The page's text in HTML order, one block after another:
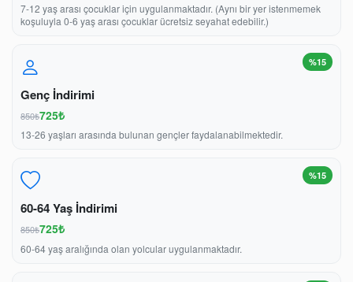
7-12 yaş arası çocuklar için uygulanmaktadır. (Aynı bir yer istenmemek
koşuluyla 0-6 yaş arası çocuklar ücretsiz seyahat edebilir.)
%15
Genç İndirimi
850₺725₺
13-26 yaşları arasında bulunan gençler faydalanabilmektedir.
%15
60-64 Yaş İndirimi
850₺725₺
60-64 yaş aralığında olan yolcular uygulanmaktadır.